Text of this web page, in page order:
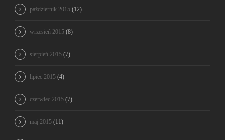
październik 2015 (12)
wrzesień 2015 (8)
sierpień 2015 (7)
lipiec 2015 (4)
czerwiec 2015 (7)
maj 2015 (11)